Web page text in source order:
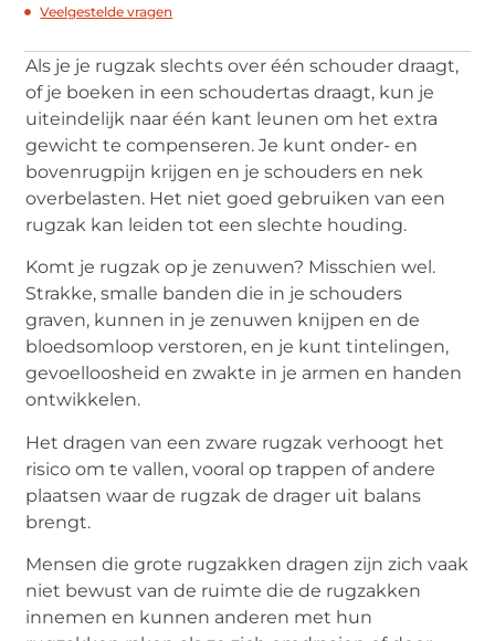
Veelgestelde vragen
Als je je rugzak slechts over één schouder draagt,
of je boeken in een schoudertas draagt, kun je
uiteindelijk naar één kant leunen om het extra
gewicht te compenseren. Je kunt onder- en
bovenrugpijn krijgen en je schouders en nek
overbelasten. Het niet goed gebruiken van een
rugzak kan leiden tot een slechte houding.
Komt je rugzak op je zenuwen? Misschien wel.
Strakke, smalle banden die in je schouders
graven, kunnen in je zenuwen knijpen en de
bloedsomloop verstoren, en je kunt tintelingen,
gevoelloosheid en zwakte in je armen en handen
ontwikkelen.
Het dragen van een zware rugzak verhoogt het
risico om te vallen, vooral op trappen of andere
plaatsen waar de rugzak de drager uit balans
brengt.
Mensen die grote rugzakken dragen zijn zich vaak
niet bewust van de ruimte die de rugzakken
innemen en kunnen anderen met hun